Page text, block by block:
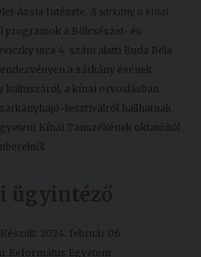
Ázsia Intézete. A sárkány a kínai
programok a Bölcsészet- és
utca 4. szám alatti Buda Béla
a sárkány évének
kultuszáról, a kínai orvoslásban
fesztiválról hallhatnak
Kínai Tanszékének oktatóitól
ügyintéző
Készült: 2024. február 06.
Református Egyetem